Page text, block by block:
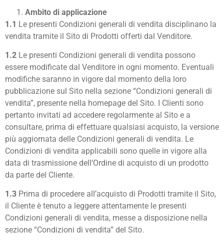
Ambito di applicazione
1.1 Le presenti Condizioni generali di vendita disciplinano la
vendita tramite il Sito di Prodotti offerti dal Venditore.
1.2 Le presenti Condizioni generali di vendita possono
essere modificate dal Venditore in ogni momento. Eventuali
modifiche saranno in vigore dal momento della loro
pubblicazione sul Sito nella sezione “Condizioni generali di
vendita”, presente nella homepage del Sito. I Clienti sono
pertanto invitati ad accedere regolarmente al Sito e a
consultare, prima di effettuare qualsiasi acquisto, la versione
più aggiornata delle Condizioni generali di vendita. Le
Condizioni di vendita applicabili sono quelle in vigore alla
data di trasmissione dell’Ordine di acquisto di un prodotto
da parte del Cliente.
1.3 Prima di procedere all’acquisto di Prodotti tramite il Sito,
il Cliente è tenuto a leggere attentamente le presenti
Condizioni generali di vendita, messe a disposizione nella
sezione “Condizioni di vendita” del Sito.